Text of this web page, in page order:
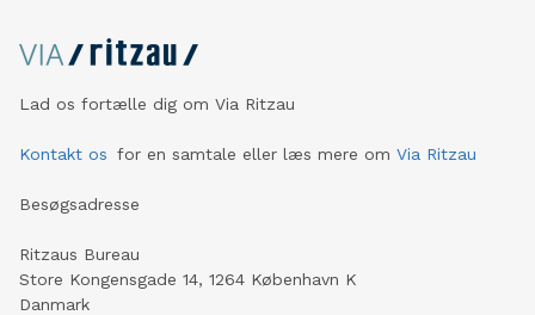
Lad os fortælle dig om Via Ritzau
Kontakt os for en samtale eller læs mere om Via Ritzau
Besøgsadresse
Ritzaus Bureau
Store Kongensgade 14, 1264 København K
Danmark